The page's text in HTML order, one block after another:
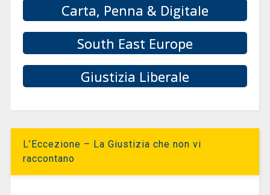
Carta, Penna & Digitale
South East Europe
Giustizia Liberale
L’Eccezione – La Giustizia che non vi
raccontano